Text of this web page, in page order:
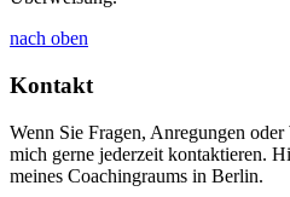
nach oben
Kontakt
Wenn Sie Fragen, Anregungen
mich gerne jederzeit kontaktieren.
meines Coachingraums in Berlin.